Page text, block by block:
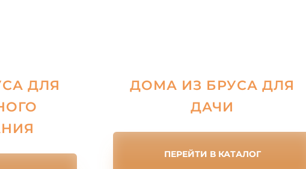
ДЛЯ
ДОМА ИЗ БРУСА ДЛЯ
ДАЧИ
ПЕРЕЙТИ В КАТАЛОГ